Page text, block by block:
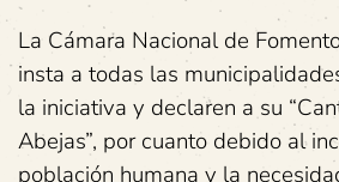
La Cámara Nacional de
insta a todas las
la iniciativa y declaren a su
Abejas”, por cuanto debido al
población humana y la